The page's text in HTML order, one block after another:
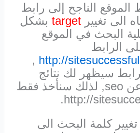
الموقع الناجح إلى رابط
الى تغييرtarget بشكل
البحث في الموقع
الرابط
http://
,
سيظهر لك نتائج
عملية البحث عن seo, لذلك سنأخذ فقط
http://
كلمة البحث الى